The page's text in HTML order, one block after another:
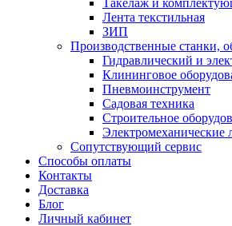
Такелаж и
Лента текстильная
ЗИП
Производственные станки,
Гидравлический и
Клининговое
Пневмоинструмент
Садовая техника
Строительное
Электромеханические
Сопутствующий сервис
Способы оплаты
Контакты
Доставка
Блог
Личный кабинет